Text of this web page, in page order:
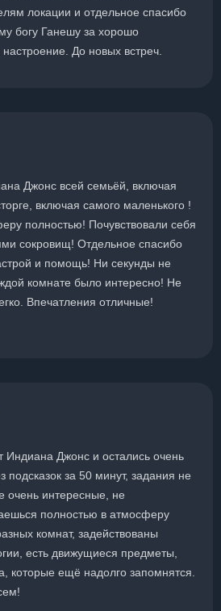
локации и отдельное спасибо
богу Ганешу за хорошо
До новых встреч.
Джонс всей семьёй, включая
включая самого маленького !
полностью! Почувствовали себя
сокровищ! Отдельное спасибо
и помощь! Ни секунды не
комнате было интересно! Не
Впечатления отличные!
Индиана Джонс и остались очень
за 50 минут, задания не
очень интересные, не
полностью в атмосферу
комнат, задействованы
есть движущиеся предметы,
которые ещё надолго запомнятся.